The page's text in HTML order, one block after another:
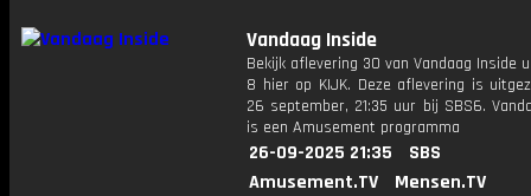
Vandaag Inside
Bekijk aflevering 30 van Vandaag Inside
8 hier op KIJK. Deze aflevering is
26 september, 21:35 uur bij SBS6.
is een Amusement programma
26-09-2025 21:35
SBS
Amusement.TV
Mensen.TV